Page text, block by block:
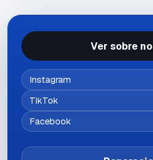
Ver sobre
Instagram
TikTok
Facebook